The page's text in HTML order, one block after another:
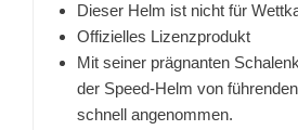
Dieser Helm ist nicht für
Offizielles Lizenzprodukt
Mit seiner prägnanten
der Speed-Helm von
schnell angenommen.